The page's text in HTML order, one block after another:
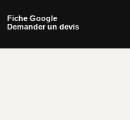
Fiche Google
Demander un devis